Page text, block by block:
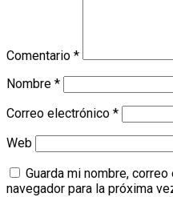
Comentario *
Nombre *
Correo electrónico *
Web
Guarda mi nombre,
navegador para la próxima